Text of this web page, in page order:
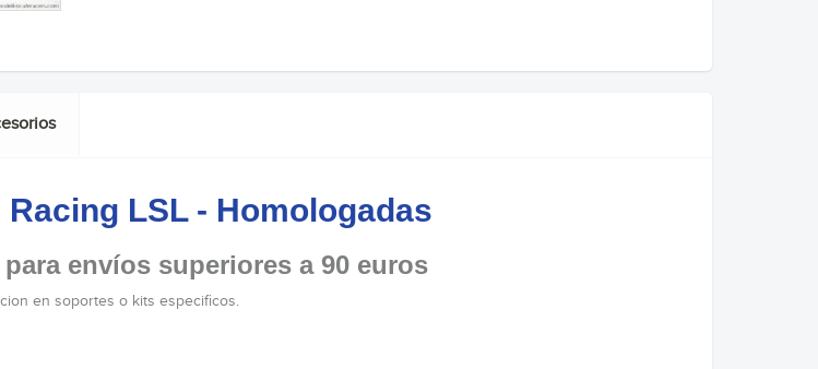
LSL - Homologadas
envíos superiores a 90 euros
en soportes o kits especificos.